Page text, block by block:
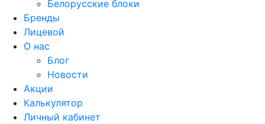
Белорусские блоки
Бренды
Лицевой
О нас
Блог
Новости
Акции
Калькулятор
Личный кабинет